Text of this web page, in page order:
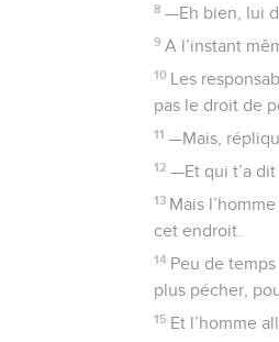
8 —Eh bien, lui
9 A l’instant
10 Les
pas le droit de
11 —Mais,
12 —Et qui t’a
13 Mais
cet endroit.
14 Peu de
plus pécher,
15 Et l’homme